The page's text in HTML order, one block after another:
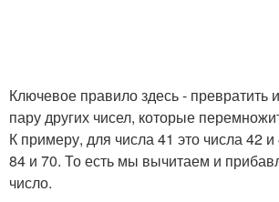
Ключевое правило здесь - превратить
пару других чисел, которые
К примеру, для числа 41 это числа 42
84 и 70. То есть мы вычитаем и
число.